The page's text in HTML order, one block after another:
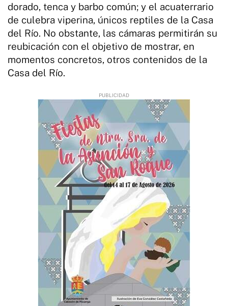
dorado, tenca y barbo común; y el acuaterrario
de culebra viperina, únicos reptiles de la Casa
del Río. No obstante, las cámaras permitirán su
reubicación con el objetivo de mostrar, en
momentos concretos, otros contenidos de la
Casa del Río.